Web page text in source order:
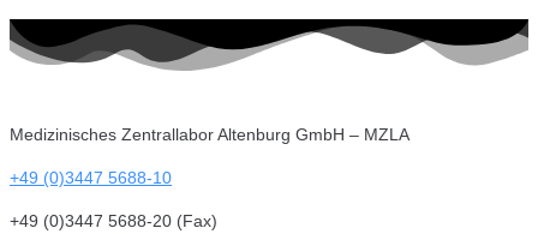
Medizinisches Zentrallabor Altenburg GmbH – MZLA
+49 (0)3447 5688-10
+49 (0)3447 5688-20 (Fax)